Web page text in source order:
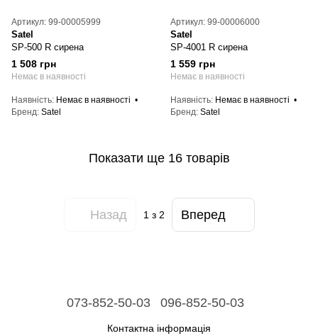
Артикул: 99-00005999
Satel
SP-500 R сирена
1 508 грн
Немає в наявності
Наявність Немає в наявності
Бренд Satel
Артикул: 99-00006000
Satel
SP-4001 R сирена
1 559 грн
Немає в наявності
Наявність Немає в наявності
Бренд Satel
Показати ще 16 товарів
Назад 1 з 2 Вперед
073-852-50-03 096-852-50-03
Контактна інформація